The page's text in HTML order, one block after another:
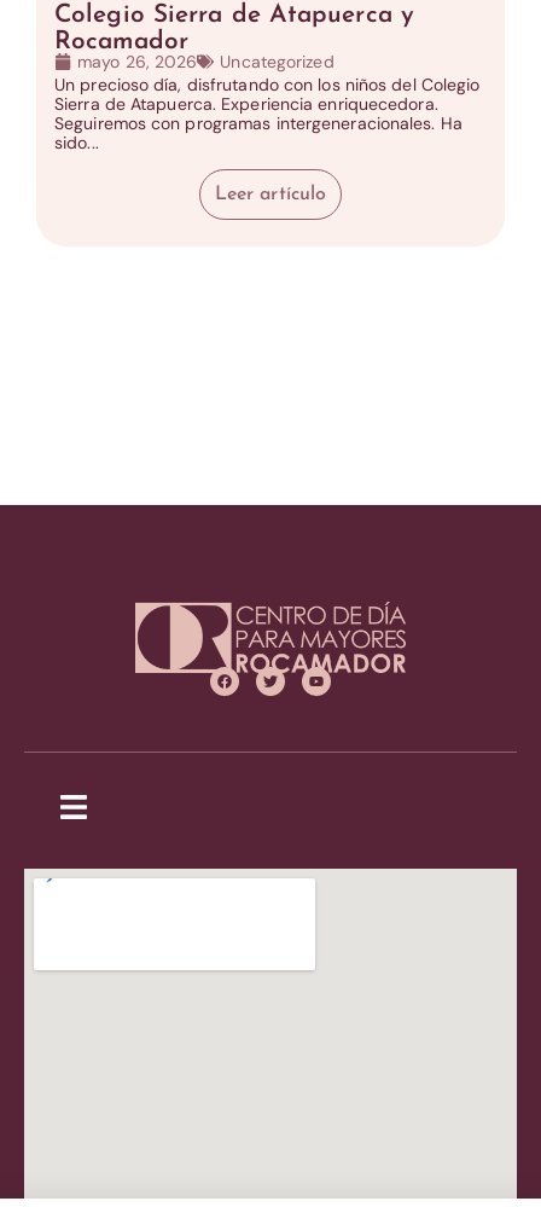
Colegio Sierra de Atapuerca y
Rocamador
mayo 26, 2026
Uncategorized
Un precioso día, disfrutando con los niños del Colegio
Sierra de Atapuerca. Experiencia enriquecedora.
Seguiremos con programas intergeneracionales. Ha
sido...
Leer artículo